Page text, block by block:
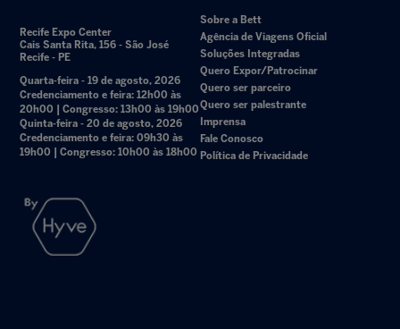
Recife Expo Center
Cais Santa Rita, 156 - São José
Recife - PE
Quarta-feira - 19 de agosto, 2026
Credenciamento e feira: 12h00 às
20h00 | Congresso: 13h00 às 19h00
Quinta-feira - 20 de agosto, 2026
Credenciamento e feira: 09h30 às
19h00 | Congresso: 10h00 às 18h00
Sobre a Bett
Agência de Viagens Oficial
Soluções Integradas
Quero Expor/Patrocinar
Quero ser parceiro
Quero ser palestrante
Imprensa
Fale Conosco
Política de Privacidade